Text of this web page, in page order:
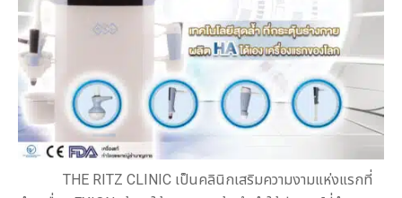
THE RITZ CLINIC เป็นคลินิกเสริมความงามแห่งแรกที่